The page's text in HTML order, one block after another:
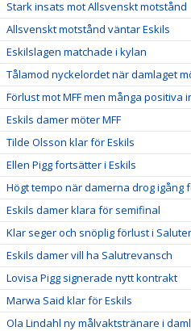
Stark insats mot Allsvenskt motstånd
Allsvenskt motstånd väntar Eskils
Eskilslagen matchade i kylan
Tålamod nyckelordet när damlaget
Förlust mot MFF men många positiva
Eskils damer möter MFF
Tilde Olsson klar för Eskils
Ellen Pigg fortsätter i Eskils
Högt tempo när damerna drog igång
Eskils damer klara för semifinal
Klar seger och snöplig förlust i
Eskils damer vill ha Salutrevansch
Lovisa Pigg signerade nytt kontrakt
Marwa Said klar för Eskils
Ola Lindahl ny målvaktstränare i